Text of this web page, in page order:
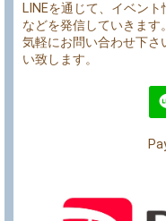
LINEを通じて、イベン
などを発信していきます
気軽にお問い合わせ下
い致します。